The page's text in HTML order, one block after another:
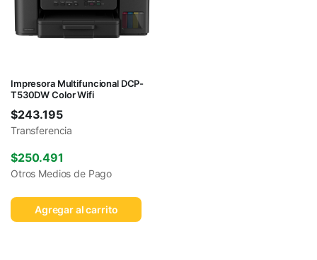
Impresora Multifuncional DCP-
T530DW Color Wifi
$243.195
Transferencia
$250.491
Otros Medios de Pago
Agregar al carrito